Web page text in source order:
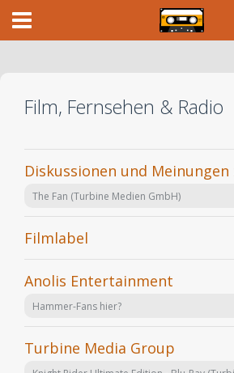
Film, Fernsehen & Radio
Diskussionen und Meinungen
The Fan (Turbine Medien GmbH)
Filmlabel
Anolis Entertainment
Hammer-Fans hier?
Turbine Media Group